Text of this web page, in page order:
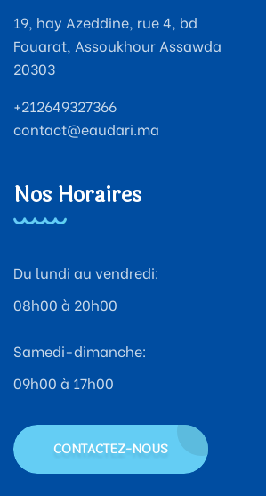
19, hay Azeddine, rue 4, bd
Fouarat, Assoukhour Assawda
20303
+212649327366
contact@eaudari.ma
Nos Horaires
Du lundi au vendredi:
08h00 à 20h00
Samedi-dimanche:
09h00 à 17h00
CONTACTEZ-NOUS